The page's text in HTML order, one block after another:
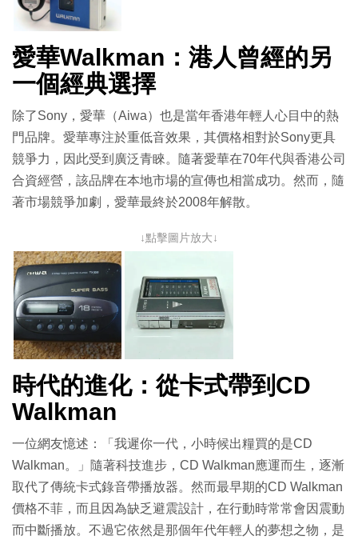
愛華Walkman：港人曾經的另
一個經典選擇
除了Sony，愛華（Aiwa）也是當年香港年輕人心目中的熱
門品牌。愛華專注於重低音效果，其價格相對於Sony更具
競爭力，因此受到廣泛青睞。隨著愛華在70年代與香港公司
合資經營，該品牌在本地市場的宣傳也相當成功。然而，隨
著市場競爭加劇，愛華最終於2008年解散。
↓點擊圖片放大↓
時代的進化：從卡式帶到CD
Walkman
一位網友憶述：「我遲你一代，小時候出糧買的是CD
Walkman。」隨著科技進步，CD Walkman應運而生，逐漸
取代了傳統卡式錄音帶播放器。然而最早期的CD Walkman
價格不菲，而且因為缺乏避震設計，在行動時常常會因震動
而中斷播放。不過它依然是那個年代年輕人的夢想之物，是